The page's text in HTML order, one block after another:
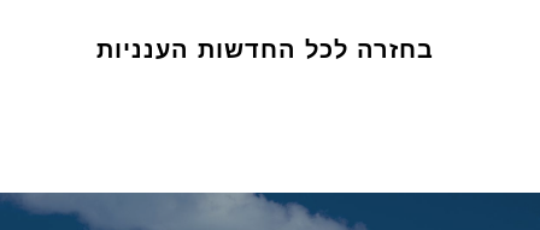
בחזרה לכל החדשות הענניות